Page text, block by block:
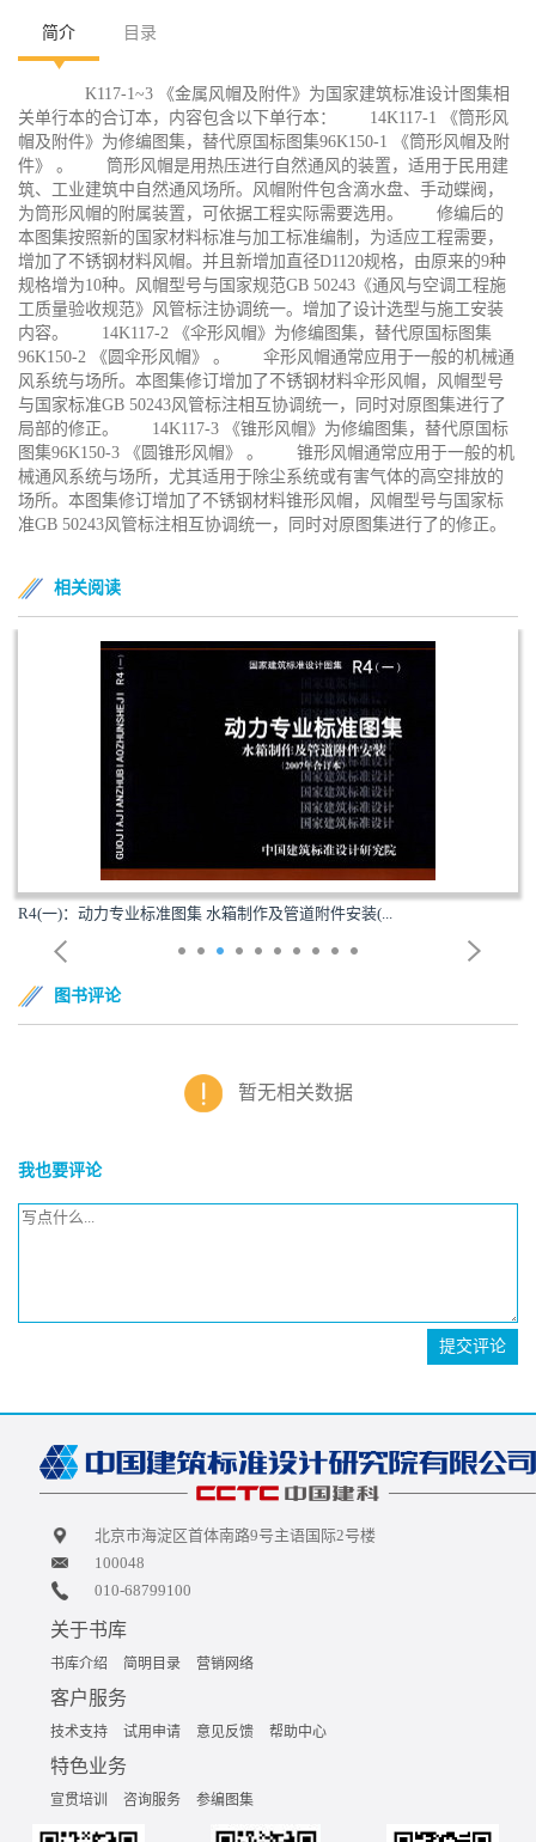
简介 目录
K117-1~3 《金属风帽及附件》为国家建筑标准设计图集相
关单行本的合订本，内容包含以下单行本： 14K117-1 《筒形风
帽及附件》为修编图集，替代原国标图集96K150-1 《筒形风帽及附
件》 。 筒形风帽是用热压进行自然通风的装置，适用于民用建
筑、工业建筑中自然通风场所。风帽附件包含滴水盘、手动蝶阀，
为筒形风帽的附属装置，可依据工程实际需要选用。 修编后的
本图集按照新的国家材料标准与加工标准编制，为适应工程需要，
增加了不锈钢材料风帽。并且新增加直径D1120规格，由原来的9种
规格增为10种。风帽型号与国家规范GB 50243《通风与空调工程施
工质量验收规范》风管标注协调统一。增加了设计选型与施工安装
内容。 14K117-2 《伞形风帽》为修编图集，替代原国标图集
96K150-2 《圆伞形风帽》 。 伞形风帽通常应用于一般的机械通
风系统与场所。本图集修订增加了不锈钢材料伞形风帽，风帽型号
与国家标准GB 50243风管标注相互协调统一，同时对原图集进行了
局部的修正。 14K117-3 《锥形风帽》为修编图集，替代原国标
图集96K150-3 《圆锥形风帽》 。 锥形风帽通常应用于一般的机
械通风系统与场所，尤其适用于除尘系统或有害气体的高空排放的
场所。本图集修订增加了不锈钢材料锥形风帽，风帽型号与国家标
准GB 50243风管标注相互协调统一，同时对原图集进行了的修正。
相关阅读
R4(一)：动力专业标准图集 水箱制作及管道附件安装(...
图书评论
暂无相关数据
我也要评论
提交评论
北京市海淀区首体南路9号主语国际2号楼
100048
010-68799100
关于书库
书库介绍 简明目录 营销网络
客户服务
技术支持 试用申请 意见反馈 帮助中心
特色业务
宣贯培训 咨询服务 参编图集